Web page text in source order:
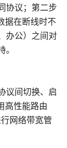
协议；第二步
据在断线时不
办公）之间对
议间切换、启
高性能路由
网络带宽管